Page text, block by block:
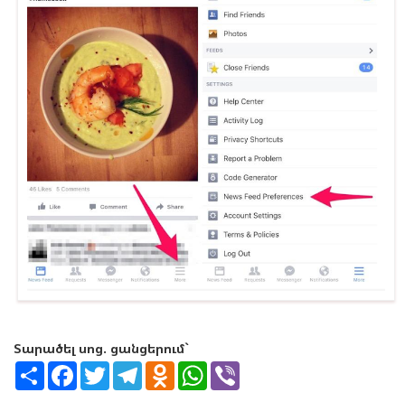
Տարածել սոց. ցանցերում`
S
F
T
T
O
W